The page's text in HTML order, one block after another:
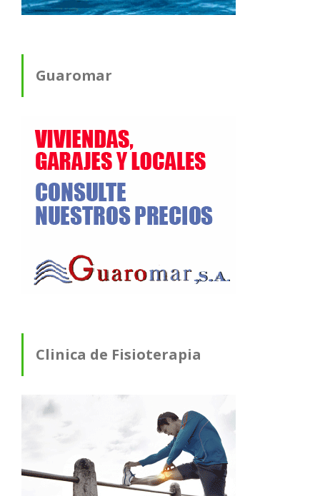
Guaromar
Clinica de Fisioterapia